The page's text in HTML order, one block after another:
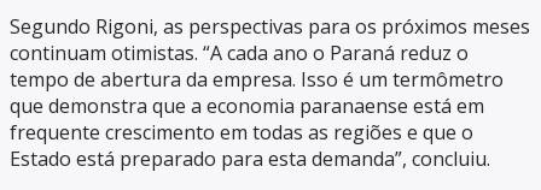
Segundo Rigoni, as perspectivas para os próximos meses
continuam otimistas. “A cada ano o Paraná reduz o
tempo de abertura da empresa. Isso é um termômetro
que demonstra que a economia paranaense está em
frequente crescimento em todas as regiões e que o
Estado está preparado para esta demanda”, concluiu.